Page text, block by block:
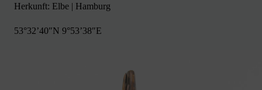
Herkunft: Elbe | Hamburg
53°32’40″N 9°53’38″E